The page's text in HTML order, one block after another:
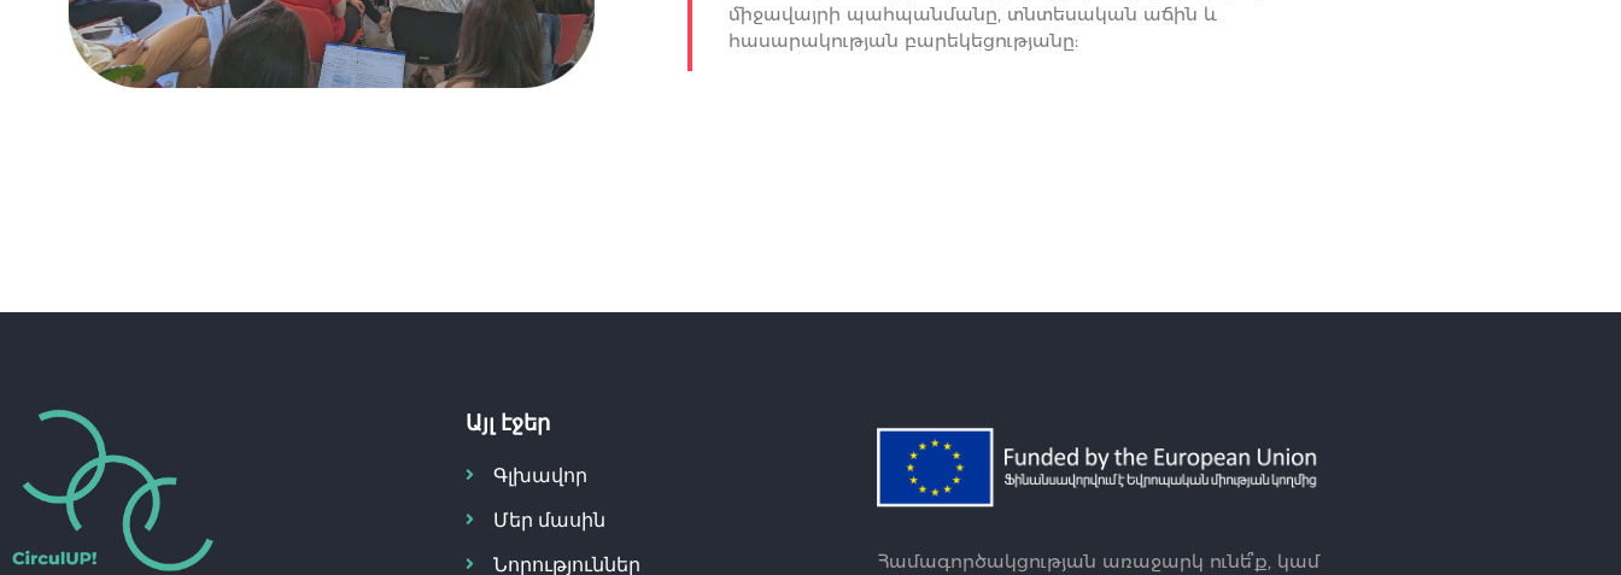
միջավայրի պահպանմանը, տնտեսական աճին և
հասարակության բարեկեցությանը:
Այլ էջեր
Գլխավոր
Մեր մասին
Նորություններ
Համագործակցության առաջարկ ունե՞ք, կամ